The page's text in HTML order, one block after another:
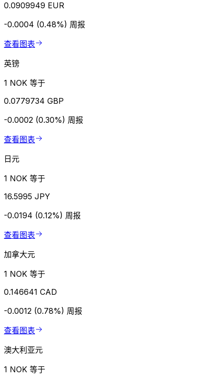
0.0909949 EUR
-0.0004 (0.48%) 周报
查看图表
英镑
1 NOK 等于
0.0779734 GBP
-0.0002 (0.30%) 周报
查看图表
日元
1 NOK 等于
16.5995 JPY
-0.0194 (0.12%) 周报
查看图表
加拿大元
1 NOK 等于
0.146641 CAD
-0.0012 (0.78%) 周报
查看图表
澳大利亚元
1 NOK 等于